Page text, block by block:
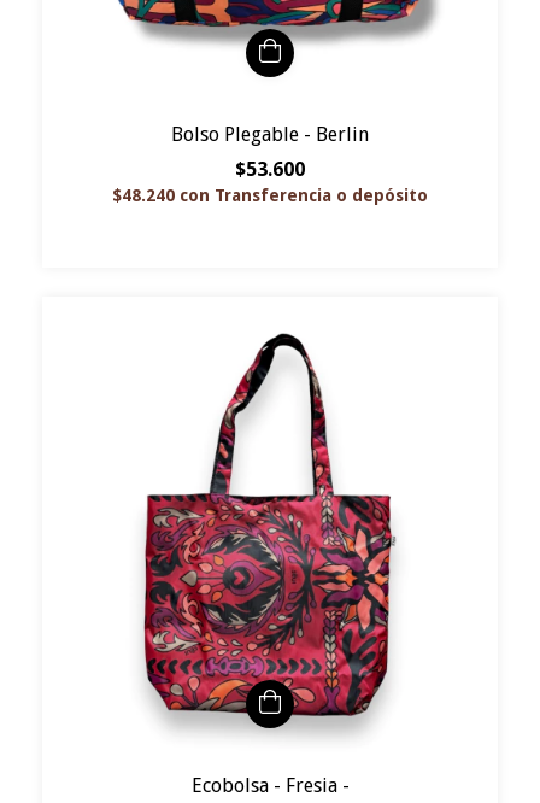
Bolso Plegable - Berlin
$53.600
$48.240 con Transferencia o depósito
Ecobolsa - Fresia -